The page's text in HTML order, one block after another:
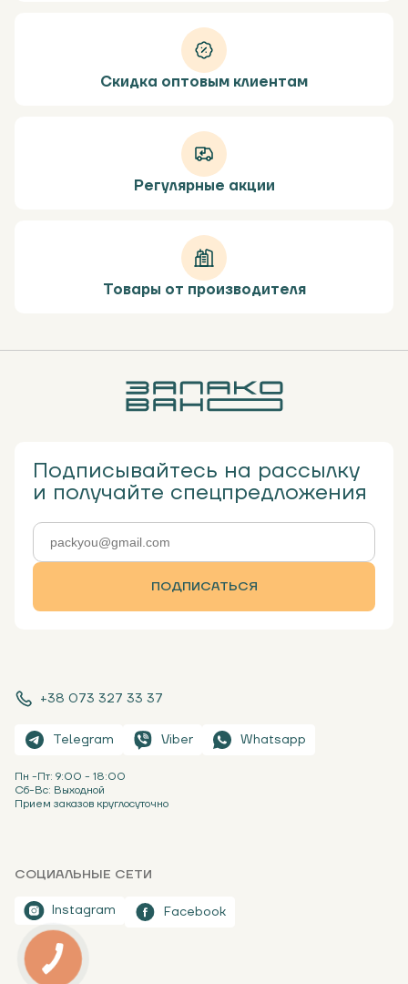
Скидка оптовым клиентам
Регулярные акции
Товары от производителя
+38 073 327 33 37
Telegram Viber Whatsapp
Пн -Пт: 9:00 - 18:00
Сб-Вс: Выходной
Прием заказов круглосуточно
СОЦИАЛЬНЫЕ СЕТИ
Instagram Facebook
Подписывайтесь на рассылку
и получайте спецпредложения
ПОДПИСАТЬСЯ